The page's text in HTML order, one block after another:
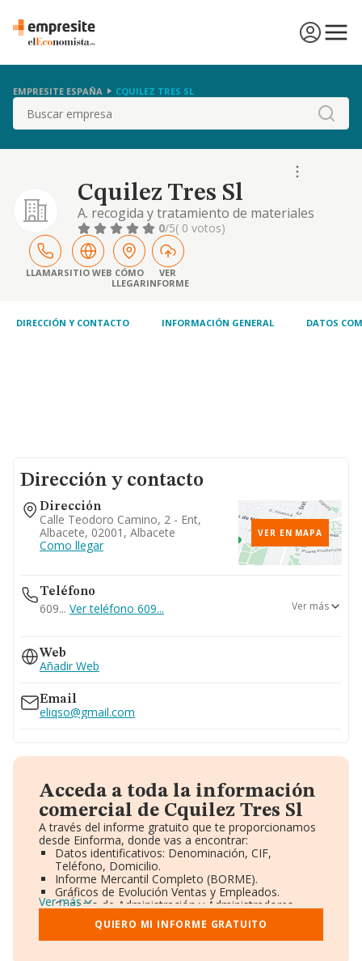
EMPRESITE ESPAÑA CQUILEZ TRES SL
Buscar
Cquilez Tres Sl
A. recogida y tratamiento de materiales
usados, residuos y enseres de uso
doméstico e industrial para su reciclado y
obtención, distribución y comercialización de
energías. depuración y distribución de agua.
refino, comercialización, intermediación,
y der
0/5( 0 votos)
LLAMARSITIO WEB CÓMO
LLEGAR
VER
INFORME
DIRECCIÓN Y CONTACTO INFORMACIÓN GENERAL DATOS
Dirección y contacto
Dirección
Calle Teodoro Camino, 2 - Ent,
Albacete, 02001, Albacete
Como llegar
VER EN MAPA
Teléfono
609... Ver teléfono 609...
967608499
967523660
Ver más
Web
Añadir Web
Email
eliqso@gmail.com
Acceda a toda la información
comercial de Cquilez Tres Sl
A través del informe gratuito que te proporcionamos
desde Einforma, donde vas a encontrar:
Datos identificativos: Denominación, CIF,
Teléfono, Domicilio.
Informe Mercantil Completo (BORME).
Gráficos de Evolución Ventas y Empleados.
Consejo de Administración y Administradores.
Directivos y Ejecutivos.
Accionistas.
Participaciones y Vinculaciones en otras empresas.
Ver más
QUIERO MI INFORME GRATUITO